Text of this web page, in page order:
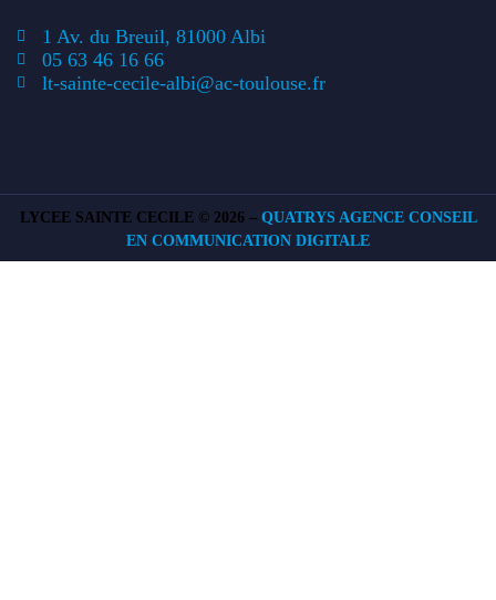
1 Av. du Breuil, 81000 Albi
05 63 46 16 66
lt-sainte-cecile-albi@ac-toulouse.fr
LYCEE SAINTE CECILE © 2026 – QUATRYS AGENCE CONSEIL
EN COMMUNICATION DIGITALE